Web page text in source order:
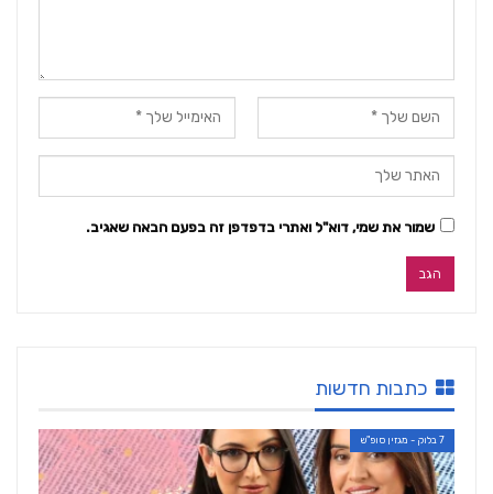
שמור את שמי, דוא"ל ואתרי בדפדפן זה בפעם הבאה שאגיב.
כתבות חדשות
7 בלוק - מגזין סופ"ש